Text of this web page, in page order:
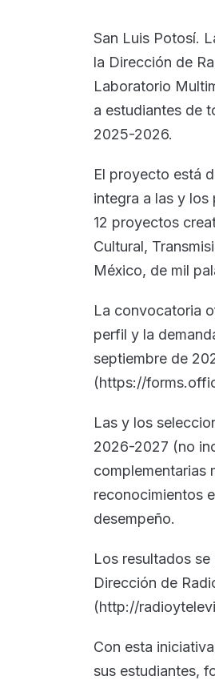
San Luis Potosí.
la Dirección de
Laboratorio
a estudiantes de
2025-2026.
El proyecto está
integra a las y
12 proyectos
Cultural,
México, de mil
La convocatoria
perfil y la
septiembre de
(https://
Las y los
2026-2027 (no
complementarias
reconocimientos
desempeño.
Los resultados
Dirección de
(http://
Con esta
sus estudiantes,